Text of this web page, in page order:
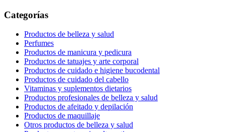
Categorías
Productos de belleza y salud
Perfumes
Productos de manicura y pedicura
Productos de tatuajes y arte corporal
Productos de cuidado e higiene bucodental
Productos de cuidado del cabello
Vitaminas y suplementos dietarios
Productos profesionales de belleza y salud
Productos de afeitado y depilación
Productos de maquillaje
Otros productos de belleza y salud